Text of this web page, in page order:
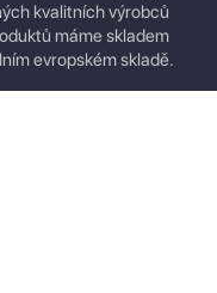
kvalitních výrobců
máme skladem
evropském skladě.